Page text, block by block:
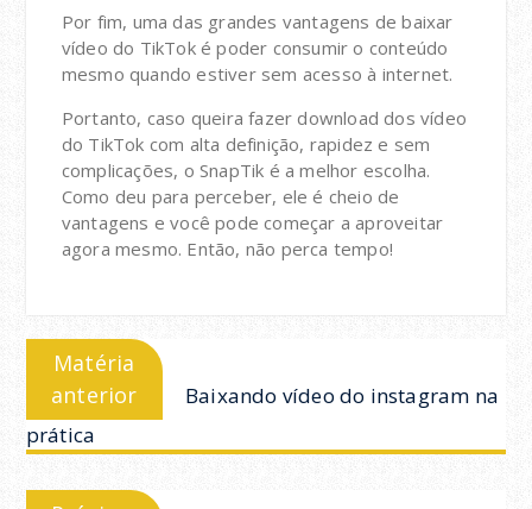
Por fim, uma das grandes vantagens de baixar
vídeo do TikTok é poder consumir o conteúdo
mesmo quando estiver sem acesso à internet.
Portanto, caso queira fazer download dos vídeo
do TikTok com alta definição, rapidez e sem
complicações, o SnapTik é a melhor escolha.
Como deu para perceber, ele é cheio de
vantagens e você pode começar a aproveitar
agora mesmo. Então, não perca tempo!
Navegação
Post
Matéria
anterior
Baixando vídeo do instagram na
prática